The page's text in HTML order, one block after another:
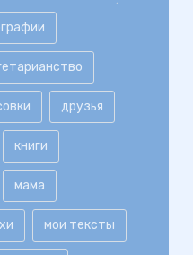
друзья
книги
мама
мои тексты